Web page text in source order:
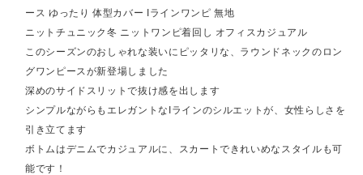
ース ゆったり 体型カバー Iラインワンピ 無地
ニットチュニック冬 ニットワンピ着回し オフィスカジュアル
このシーズンのおしゃれな装いにピッタリな、ラウンドネックのロン
グワンピースが新登場しました
深めのサイドスリットで抜け感を出します
シンプルながらもエレガントなIラインのシルエットが、女性らしさを
引き立てます
ボトムはデニムでカジュアルに、スカートできれいめなスタイルも可
能です！